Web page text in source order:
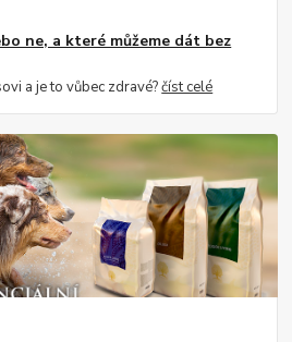
ne, a které můžeme dát bez
a je to vůbec zdravé?číst celé